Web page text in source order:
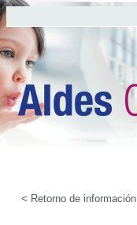
< Retorno de información